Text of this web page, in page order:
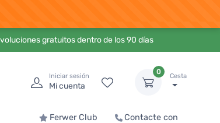
gratuitos dentro de los 90 días
Iniciar sesión
Mi cuenta
0
Cesta
Ferwer Club Contacte con